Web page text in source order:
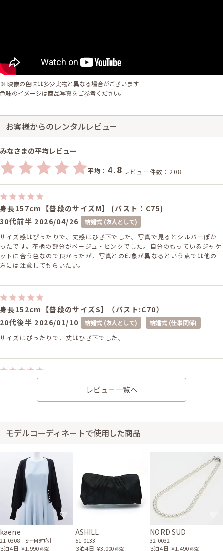
※ 映像の色味は多少実物と異なる場合がございます
色味のイメージは商品写真をご参考ください。
お客様からのレンタルレビュー
みなさまの平均レビュー
平均： 4.8 レビュー件数：208
身長157cm【普段のサイズM】 (バスト：C75)
30代前半 2026/04/26
結婚式 (友人として)
サイズ感はぴったりで、丈感はひざ下でした。写真で見るとシルバーぽか
ったです。花柄の部分がベージュ・ピンクでした。自分のもっているジャケ
ットに合う色なので良かったが、写真との印象が異なるという点では他の
方には注意してもらいたい。
身長152cm【普段のサイズS】（バスト:C70）
20代後半 2026/01/10 結婚式 (友人として)
結婚式 (仕事関係)
サイズはぴったりで、丈はひざ下でした。
身長159cm【Lサイズ】 (バスト：B75)
結婚式 (友人として)
す。 毎回そのときに着たいドレスが着れてうれしいです。
レンタル/購入した商品
トクラッチバッグ
51-0171
ブラックのシンプルボレロ
パールとビジューのリーフ
型イヤリング
82-0004
コットンパールのバレッタ
81-0078
シルバーのフラワーコーム
81-0112
レビュー一覧へ
モデルコーディネートで使用した商品
kaene
21-0308［S〜M対応］
３泊４日 ￥1,990 (税込)
ASHILL
51-0133
３泊４日 ￥3,000 (税込)
NORD SUD
32-0032
３泊４日 ￥1,490 (税込)